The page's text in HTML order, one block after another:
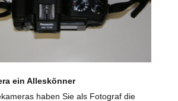
ein Alleskönner
haben Sie als Fotograf die